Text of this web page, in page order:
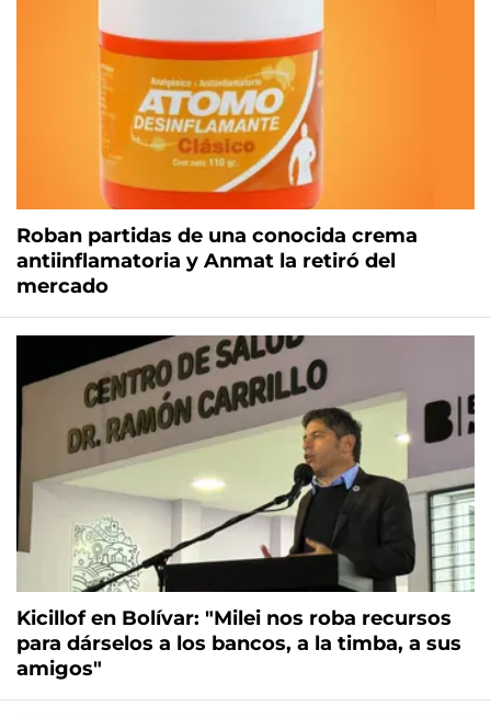
Roban partidas de una conocida crema
antiinflamatoria y Anmat la retiró del
mercado
Kicillof en Bolívar: "Milei nos roba recursos
para dárselos a los bancos, a la timba, a sus
amigos"